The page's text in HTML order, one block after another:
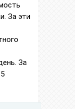
За эти
За